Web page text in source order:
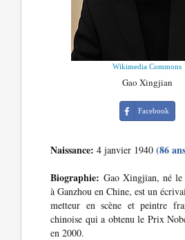
Wikimedia Commons
Gao Xingjian
Facebook
Naissance: 4 janvier 1940(86
Biographie: Gao Xingjian, né
à Ganzhou en Chine, est un
metteur en scène et peintre
chinoise qui a obtenu le Prix
en 2000.